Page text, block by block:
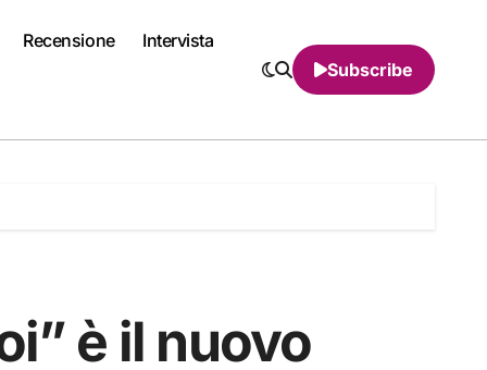
Recensione
Intervista
Subscribe
è il nuovo